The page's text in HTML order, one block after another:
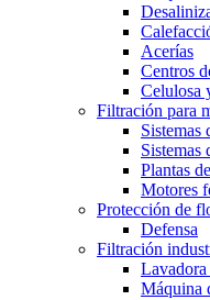
Acerías
Centros
Celulosa
Filtración para
Sistemas
Plantas
Motores
Protección de
Defensa
Filtración
Lavadora
Máquina